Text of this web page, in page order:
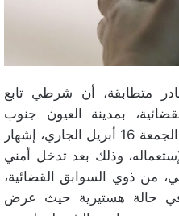
متطابقة، أن شرطي تابع
بمدينة العيون جنوب
المملكة قد إضطر مساء أمس الجمعة 16 أبريل الجاري، إشهار
وذلك بعد تدخل أمني
ذوي السوابق القضائية،
حالة هستيرية حيث عرض